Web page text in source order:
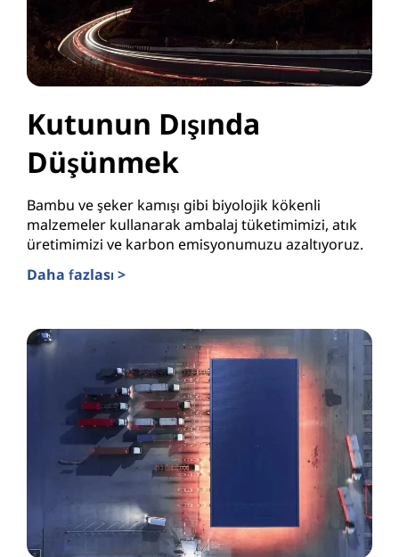
Kutunun Dışında
Düşünmek
Bambu ve şeker kamışı gibi biyolojik kökenli
malzemeler kullanarak ambalaj tüketimimizi, atık
üretimimizi ve karbon emisyonumuzu azaltıyoruz.
Daha fazlası >